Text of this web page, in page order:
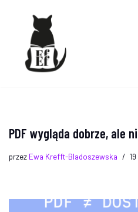
Przejdź
treści
PDF wygląda dobrze, ale
przez Ewa Krefft-Bladoszewska